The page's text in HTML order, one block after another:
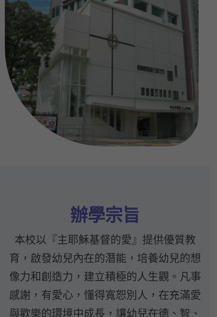
辦學宗旨
本校以『主耶穌基督的愛』提供優質教
育，啟發幼兒內在的潛能，培養幼兒的想
像力和創造力，建立積極的人生觀。凡事
感謝，有愛心，懂得寬恕別人，在充滿愛
與歡樂的環境中成長，讓幼兒在德、智、